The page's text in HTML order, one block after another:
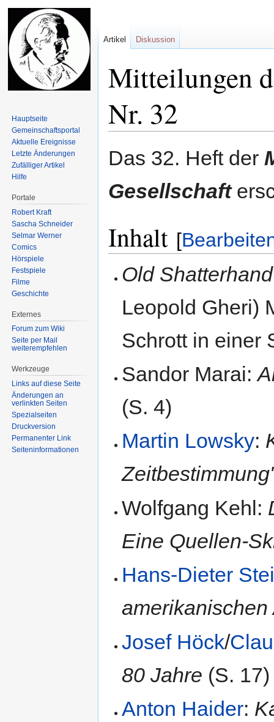
Mitteilungen
Nr. 32
Navigation
Suche
Das 32. Heft der
Gesellschaft
Inhalt [
Old
Leopold Gheri)
Schrott in einer
Sandor Marai:
(S. 4)
Martin Lowsky:
Wolfgang Kehl:
Eine Quellen-
Hans-Dieter
Josef Höck/
80 Jahre (S. 17)
Anton Haider:
Artikel Diskussion
Hauptseite
Gemeinschafts­portal
Aktuelle Ereignisse
Letzte Änderungen
Zufälliger Artikel
Hilfe
Portale
Robert Kraft
Sascha Schneider
Selmar Werner
Comics
Hörspiele
Festspiele
Filme
Geschichte
Externes
Forum zum Wiki
Seite per Mail
weiterempfehlen
Werkzeuge
Links auf diese Seite
Änderungen an
verlinkten Seiten
Spezialseiten
Druckversion
Permanenter Link
Seiten­informationen